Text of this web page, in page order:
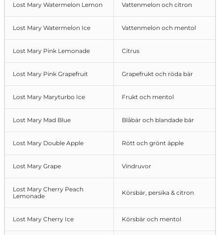
Lost Mary Watermelon Lemon Vattenmelon och citron
Lost Mary Watermelon Ice Vattenmelon och mentol
Lost Mary Pink Lemonade Citrus
Lost Mary Pink Grapefruit Grapefrukt och röda bär
Lost Mary Maryturbo Ice Frukt och mentol
Lost Mary Mad Blue Blåbär och blandade bär
Lost Mary Double Apple Rött och grönt äpple
Lost Mary Grape Vindruvor
Lost Mary Cherry Peach
Lemonade
Körsbär, persika & citron
Lost Mary Cherry Ice Körsbär och mentol